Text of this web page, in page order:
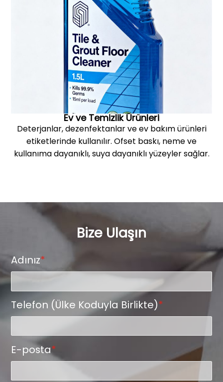
Ev ve Temizlik Ürünleri
Deterjanlar, dezenfektanlar ve ev bakım ürünleri
etiketlerinde kullanılır. Ofset baskı, neme ve
kullanıma dayanıklı, suya dayanıklı yüzeyler sağlar.
Bize Ulaşın
Adınız*
Telefon (Ülke Koduyla Birlikte)*
E-posta*